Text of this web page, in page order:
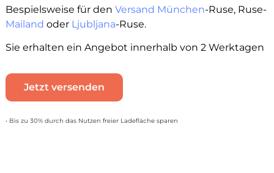
Bespielsweise für den Versand München-Ruse, Ruse-
Mailand oder Ljubljana-Ruse.
Sie erhalten ein Angebot innerhalb von 2 Werktagen
Jetzt versenden
• Bis zu 30% durch das Nutzen freier Ladefläche sparen